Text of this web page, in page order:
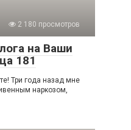
2 180 просмотров
на Ваши
181
Три года назад мне
наркозом,